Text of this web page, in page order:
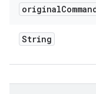
original
String